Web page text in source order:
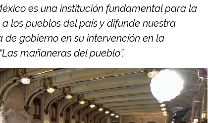
es una institución fundamental para la
los pueblos del país y difunde nuestra
de gobierno en su intervención en la
mañaneras del pueblo”.